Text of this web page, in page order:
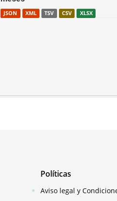
JSON XML TSV CSV XLSX
Políticas
Aviso legal y